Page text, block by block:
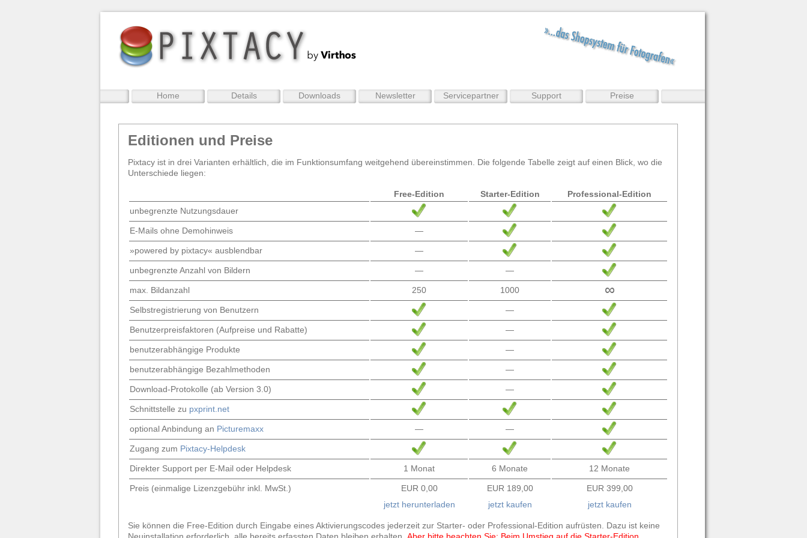
Home Details Downloads Newsletter Servicepartner Support Preise
Editionen und Preise
Pixtacy ist in drei Varianten erhältlich, die im Funktionsumfang weitgehend übereinstimmen. Die folgende Tabelle zeigt auf einen Blick, wo die
Unterschiede liegen:
Free-Edition Starter-Edition
Professional-Edition
unbegrenzte Nutzungsdauer
E-Mails ohne Demohinweis —
»powered by pixtacy« ausblendbar —
unbegrenzte Anzahl von Bildern — —
max. Bildanzahl 250 1000 ∞
Selbstregistrierung von Benutzern —
Benutzerpreisfaktoren (Aufpreise und Rabatte) —
benutzerabhängige Produkte —
benutzerabhängige Bezahlmethoden —
Download-Protokolle (ab Version 3.0) —
Schnittstelle zu pxprint.net
optional Anbindung an Picturemaxx — —
Zugang zum Pixtacy-Helpdesk
Direkter Support per E-Mail oder Helpdesk 1 Monat 6 Monate 12 Monate
Preis (einmalige Lizenzgebühr inkl. MwSt.) EUR 0,00 EUR 189,00
EUR 399,00
jetzt herunterladen
jetzt kaufen jetzt kaufen
Sie können die Free-Edition durch Eingabe eines Aktivierungscodes jederzeit zur Starter- oder Professional-Edition aufrüsten. Dazu ist keine